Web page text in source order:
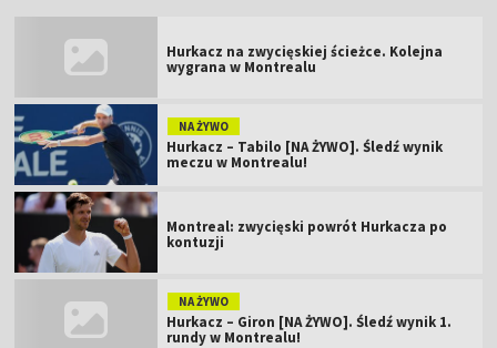
Hurkacz na zwycięskiej ścieżce. Kolejna
wygrana w Montrealu
NA ŻYWO
Hurkacz – Tabilo [NA ŻYWO]. Śledź wynik
meczu w Montrealu!
Montreal: zwycięski powrót Hurkacza po
kontuzji
NA ŻYWO
Hurkacz – Giron [NA ŻYWO]. Śledź wynik 1.
rundy w Montrealu!